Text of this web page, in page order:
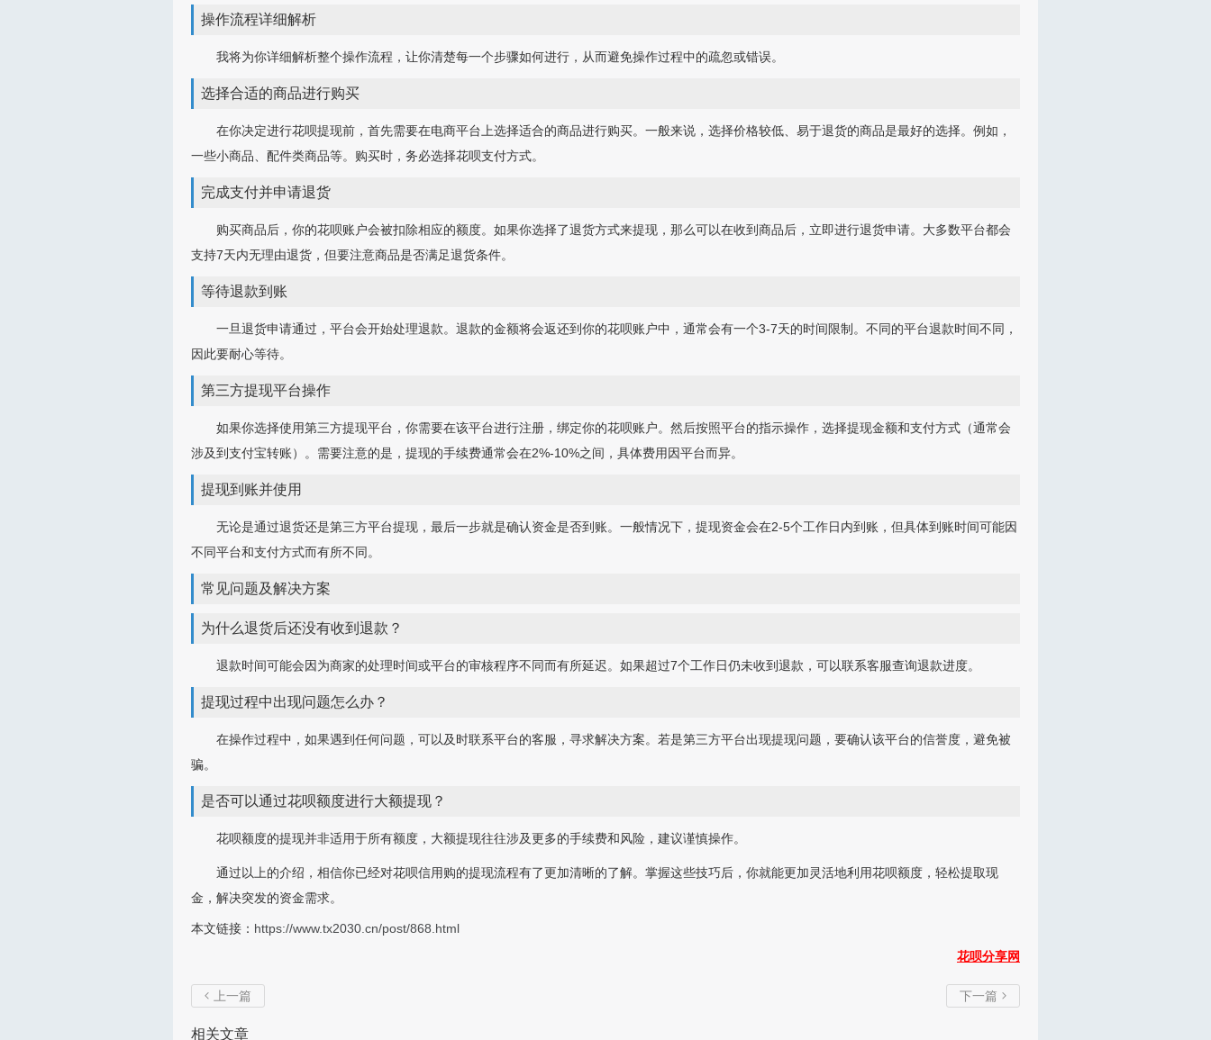
操作流程详细解析
我将为你详细解析整个操作流程，让你清楚每一个步骤如何进行，从而避免操作过程中的疏忽或错误。
选择合适的商品进行购买
在你决定进行花呗提现前，首先需要在电商平台上选择适合的商品进行购买。一般来说，选择价格较低、易于退货的商品是最好的选择。例如，
一些小商品、配件类商品等。购买时，务必选择花呗支付方式。
完成支付并申请退货
购买商品后，你的花呗账户会被扣除相应的额度。如果你选择了退货方式来提现，那么可以在收到商品后，立即进行退货申请。大多数平台都会
支持7天内无理由退货，但要注意商品是否满足退货条件。
等待退款到账
一旦退货申请通过，平台会开始处理退款。退款的金额将会返还到你的花呗账户中，通常会有一个3-7天的时间限制。不同的平台退款时间不同，
因此要耐心等待。
第三方提现平台操作
如果你选择使用第三方提现平台，你需要在该平台进行注册，绑定你的花呗账户。然后按照平台的指示操作，选择提现金额和支付方式（通常会
涉及到支付宝转账）。需要注意的是，提现的手续费通常会在2%-10%之间，具体费用因平台而异。
提现到账并使用
无论是通过退货还是第三方平台提现，最后一步就是确认资金是否到账。一般情况下，提现资金会在2-5个工作日内到账，但具体到账时间可能因
不同平台和支付方式而有所不同。
常见问题及解决方案
为什么退货后还没有收到退款？
退款时间可能会因为商家的处理时间或平台的审核程序不同而有所延迟。如果超过7个工作日仍未收到退款，可以联系客服查询退款进度。
提现过程中出现问题怎么办？
在操作过程中，如果遇到任何问题，可以及时联系平台的客服，寻求解决方案。若是第三方平台出现提现问题，要确认该平台的信誉度，避免被
骗。
是否可以通过花呗额度进行大额提现？
花呗额度的提现并非适用于所有额度，大额提现往往涉及更多的手续费和风险，建议谨慎操作。
通过以上的介绍，相信你已经对花呗信用购的提现流程有了更加清晰的了解。掌握这些技巧后，你就能更加灵活地利用花呗额度，轻松提取现
金，解决突发的资金需求。
本文链接： https://www.tx2030.cn/post/868.html
花呗分享网
 上一篇 下一篇 
相关文章